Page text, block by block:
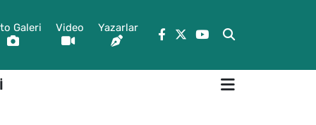
Galeri Video Yazarlar